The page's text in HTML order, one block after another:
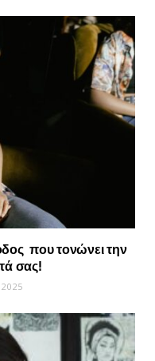
που τονώνει την
σας!